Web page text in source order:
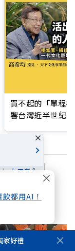
都用AI！
買不起的「單程
響台灣近半世紀
人口老化
家好禮
×